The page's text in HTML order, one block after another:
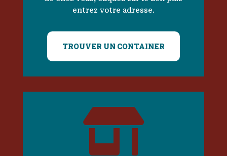
entrez votre adresse.
TROUVER UN CONTAINER
